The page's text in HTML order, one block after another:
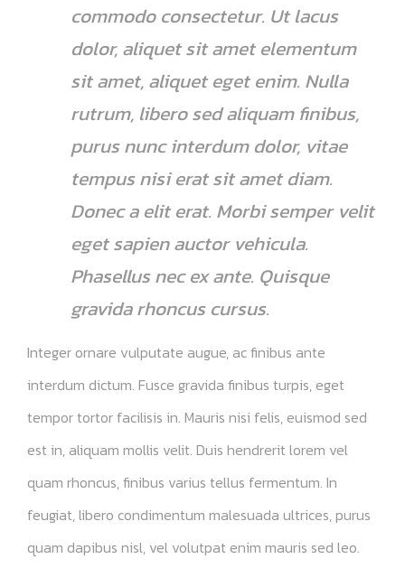
commodo consectetur. Ut lacus
dolor, aliquet sit amet elementum
sit amet, aliquet eget enim. Nulla
rutrum, libero sed aliquam finibus,
purus nunc interdum dolor, vitae
tempus nisi erat sit amet diam.
Donec a elit erat. Morbi semper velit
eget sapien auctor vehicula.
Phasellus nec ex ante. Quisque
gravida rhoncus cursus.
Integer ornare vulputate augue, ac finibus ante
interdum dictum. Fusce gravida finibus turpis, eget
tempor tortor facilisis in. Mauris nisi felis, euismod sed
est in, aliquam mollis velit. Duis hendrerit lorem vel
quam rhoncus, finibus varius tellus fermentum. In
feugiat, libero condimentum malesuada ultrices, purus
quam dapibus nisl, vel volutpat enim mauris sed leo.